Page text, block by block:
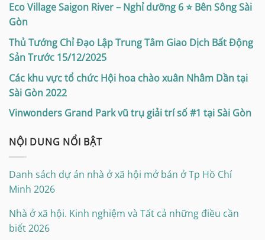
Eco Village Saigon River – Nghỉ dưỡng 6 ⭐ Bên Sông Sài
Gòn
Thủ Tướng Chỉ Đạo Lập Trung Tâm Giao Dịch Bất Động
Sản Trước 15/12/2025
Các khu vực tổ chức Hội hoa chào xuân Nhâm Dần tại
Sài Gòn 2022
Vinwonders Grand Park vũ trụ giải trí số #1 tại Sài Gòn
NỘI DUNG NỔI BẬT
Danh sách dự án nhà ở xã hội mở bán ở Tp Hồ Chí
Minh 2026
Nhà ở xã hội. Kinh nghiệm và Tất cả những điều cần
biết 2026